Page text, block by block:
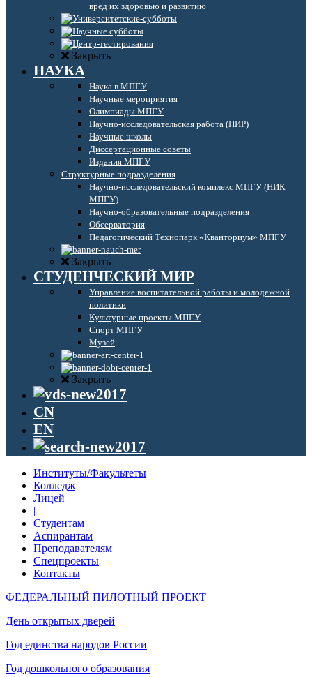
вред их здоровью и развитию
Закрыть
НАУКА
Наука в МПГУ
Научные мероприятия
Олимпиады МПГУ
Научно-исследовательская работа (НИР)
Научные школы
Диссертационные советы
Издания МПГУ
Структурные подразделения
Научно-исследовательский комплекс МПГУ (НИК
МПГУ)
Научно-образовательные подразделения
Обсерватория
Педагогический Технопарк «Кванториум» МПГУ
Закрыть
СТУДЕНЧЕСКИЙ МИР
Управление воспитательной работы и молодежной
политики
Культурные проекты МПГУ
Спорт МПГУ
Музей
Закрыть
CN
EN
Институты/Факультеты
Колледж
Лицей
|
Студентам
Аспирантам
Преподавателям
Спецпроекты
Контакты
ФЕДЕРАЛЬНЫЙ ПИЛОТНЫЙ ПРОЕКТ
День открытых дверей
Год единства народов России
Год дошкольного образования